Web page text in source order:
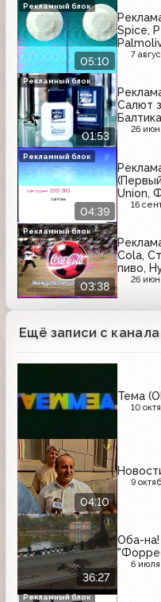
05:10
Spice,
7
Рекламный блок
01:53
Салют
26
Рекламный блок
04:39
Union,
Nivea,
16
Рекламный блок
03:38
Cola,
пиво,
26
Рекламный блок
Ещё записи с канала
Тема
10
04:10
9
36:27
Оба-на!
6 июля
Рекламный блок